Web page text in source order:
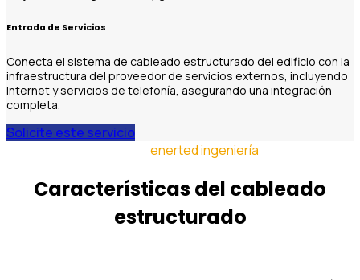
Entrada de Servicios
Conecta el sistema de cableado estructurado del edificio con la
infraestructura del proveedor de servicios externos, incluyendo
Internet y servicios de telefonía, asegurando una integración
completa.
Solicite este servicio
enerted ingeniería
Características del cableado
estructurado